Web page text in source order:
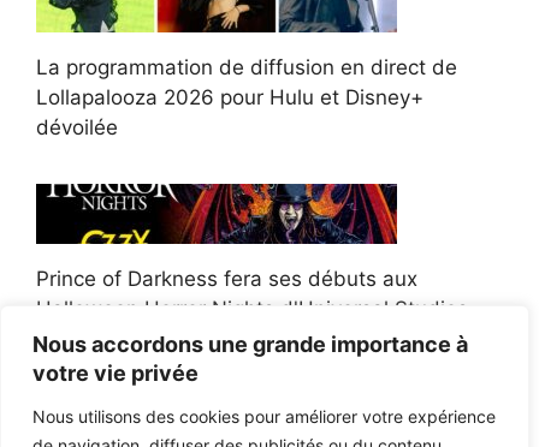
Nous accordons une grande importance à
votre vie privée
Nous utilisons des cookies pour améliorer votre expérience
La programmation de diffusion en direct de
Lollapalooza 2026 pour Hulu et Disney+
dévoilée
Prince of Darkness fera ses débuts aux
Halloween Horror Nights d'Universal Studios